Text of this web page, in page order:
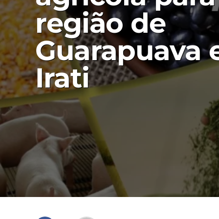
região de
Guarapuava
Irati